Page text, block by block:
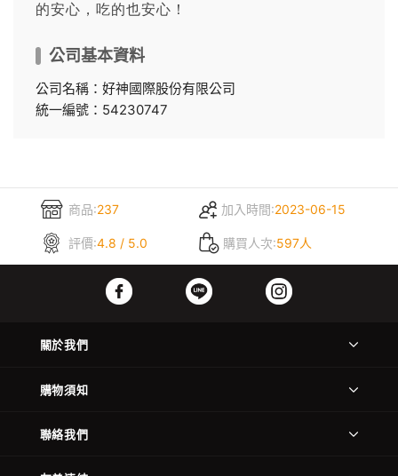
的安心，吃的也安心！
公司基本資料
公司名稱：好神國際股份有限公司
統一編號：54230747
商品:237 加入時間:2023-06-15
評價:4.8 / 5.0 購買人次:597人
關於我們
購物須知
聯絡我們